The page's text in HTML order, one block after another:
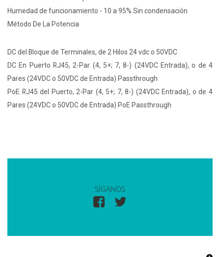
Humedad de funcionamiento - 10 a 95% Sin condensación
Método De La Potencia
DC del Bloque de Terminales, de 2 Hilos 24 vdc o 50VDC
DC En Puerto RJ45, 2-Par (4, 5+; 7, 8-) (24VDC Entrada), o de 4
Pares (24VDC o 50VDC de Entrada) Passthrough
PoE RJ45 del Puerto, 2-Par (4, 5+; 7, 8-) (24VDC Entrada), o de 4
Pares (24VDC o 50VDC de Entrada) PoE Passthrough
SÍGANOS